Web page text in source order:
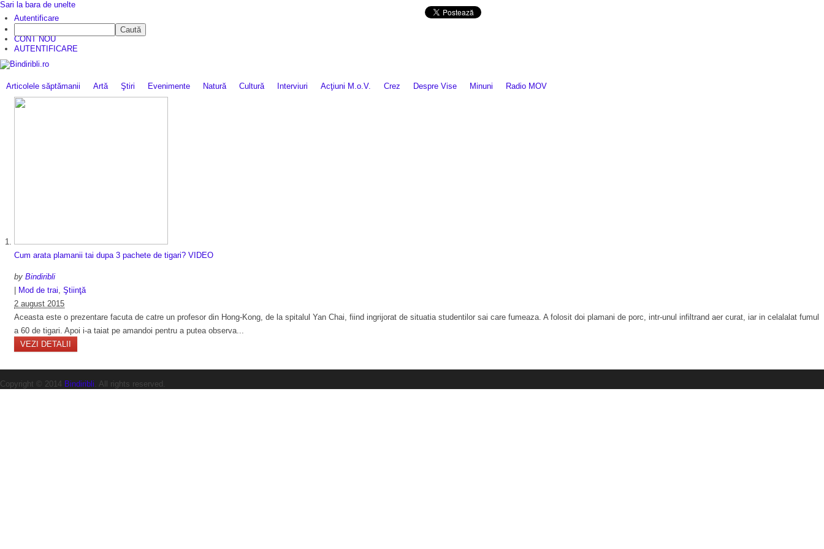
CONT NOU
AUTENTIFICARE
Articolele săptămanii Artă Ştiri Evenimente Natură Cultură Interviuri Acţiuni M.o.V. Crez Despre Vise Minuni Radio MOV
Cum arata plamanii tai dupa 3 pachete de tigari? VIDEO
byBindiribli
Mod de trai ,Ştiinţă
2 august 2015
Aceasta este o prezentare facuta de catre un profesor din Hong-Kong, de la spitalul Yan Chai, fiind ingrijorat de situatia studentilor sai care fumeaza. A folosit doi plamani de porc, intr-unul infiltrand aer curat, iar in celalalat fumul
a 60 de tigari. Apoi i-a taiat pe amandoi pentru a putea observa...
VEZI DETALII
Copyright © 2014 Bindiribli . All rights reserved.
Sari la bara de unelte
Autentificare
Caută